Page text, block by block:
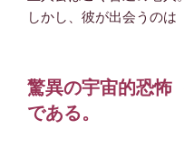
しかし、彼が出会うのは
驚異の宇宙的恐怖
である。